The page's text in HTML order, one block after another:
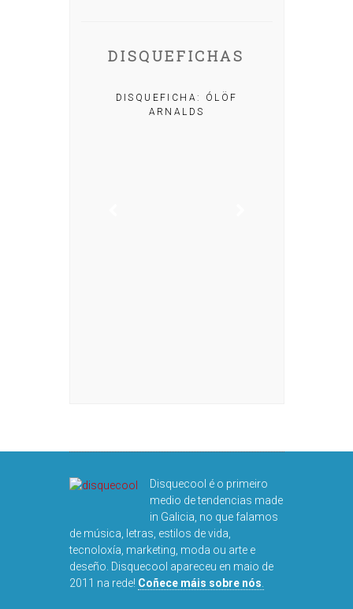
DISQUEFICHAS
DISQUEFICHA: ÓLÖF
ARNALDS
Disquecool é o primeiro
medio de tendencias made
in Galicia, no que falamos
de música, letras, estilos de vida,
tecnoloxía, marketing, moda ou arte e
deseño. Disquecool apareceu en maio de
2011 na rede! Coñece máis sobre nós